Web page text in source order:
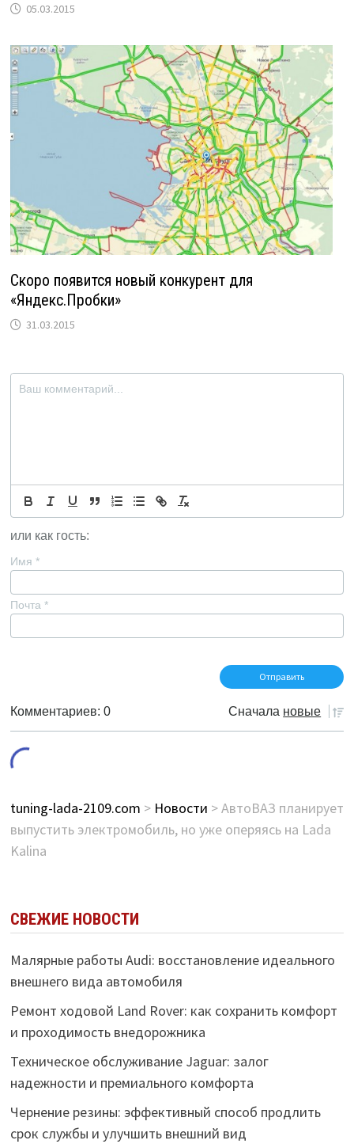
05.03.2015
Скоро появится новый конкурент для
«Яндекс.Пробки»
31.03.2015
или как гость:
Имя *
Почта *
Комментариев: 0 Сначала новые
tuning-lada-2109.com > Новости > АвтоВАЗ планирует
выпустить электромобиль, но уже оперяясь на Lada
Kalina
СВЕЖИЕ НОВОСТИ
Малярные работы Audi: восстановление идеального
внешнего вида автомобиля
Ремонт ходовой Land Rover: как сохранить комфорт
и проходимость внедорожника
Техническое обслуживание Jaguar: залог
надежности и премиального комфорта
Чернение резины: эффективный способ продлить
срок службы и улучшить внешний вид